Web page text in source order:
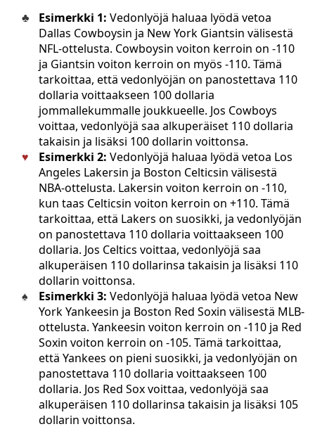
Esimerkki 1: Vedonlyöjä haluaa lyödä vetoa
Dallas Cowboysin ja New York Giantsin välisestä
NFL-ottelusta. Cowboysin voiton kerroin on -110
ja Giantsin voiton kerroin on myös -110. Tämä
tarkoittaa, että vedonlyöjän on panostettava 110
dollaria voittaakseen 100 dollaria
jommallekummalle joukkueelle. Jos Cowboys
voittaa, vedonlyöjä saa alkuperäiset 110 dollaria
takaisin ja lisäksi 100 dollarin voittonsa.
Esimerkki 2: Vedonlyöjä haluaa lyödä vetoa Los
Angeles Lakersin ja Boston Celticsin välisestä
NBA-ottelusta. Lakersin voiton kerroin on -110,
kun taas Celticsin voiton kerroin on +110. Tämä
tarkoittaa, että Lakers on suosikki, ja vedonlyöjän
on panostettava 110 dollaria voittaakseen 100
dollaria. Jos Celtics voittaa, vedonlyöjä saa
alkuperäisen 110 dollarinsa takaisin ja lisäksi 110
dollarin voittonsa.
Esimerkki 3: Vedonlyöjä haluaa lyödä vetoa New
York Yankeesin ja Boston Red Soxin välisestä MLB-
ottelusta. Yankeesin voiton kerroin on -110 ja Red
Soxin voiton kerroin on -105. Tämä tarkoittaa,
että Yankees on pieni suosikki, ja vedonlyöjän on
panostettava 110 dollaria voittaakseen 100
dollaria. Jos Red Sox voittaa, vedonlyöjä saa
alkuperäisen 110 dollarinsa takaisin ja lisäksi 105
dollarin voittonsa.